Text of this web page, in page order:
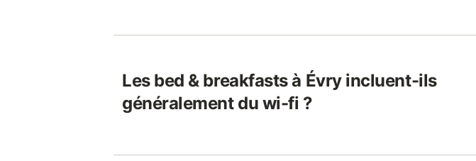
Les bed & breakfasts à Évry incluent-ils
généralement du wi-fi ?